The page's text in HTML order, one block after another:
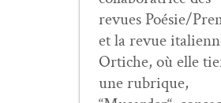
revues Poésie/
et la revue
Ortiche, où elle
une rubrique,